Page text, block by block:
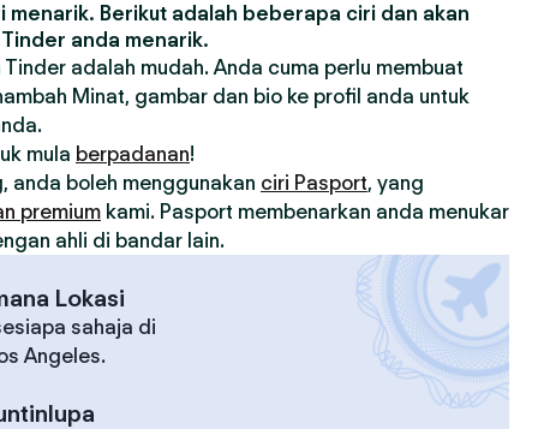
Berikut adalah beberapa ciri dan akan
anda menarik.
adalah mudah. Anda cuma perlu membuat
Minat, gambar dan bio ke profil anda untuk
mula berpadanan!
anda boleh menggunakan ciri Pasport, yang
premium kami. Pasport membenarkan anda menukar
ahli di bandar lain.
Lokasi
sahaja di
Angeles.